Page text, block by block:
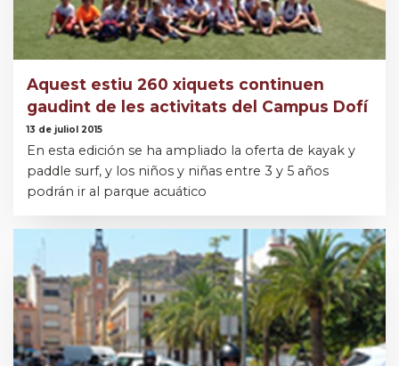
Aquest estiu 260 xiquets continuen
gaudint de les activitats del Campus Dofí
13 de juliol 2015
En esta edición se ha ampliado la oferta de kayak y
paddle surf, y los niños y niñas entre 3 y 5 años
podrán ir al parque acuático